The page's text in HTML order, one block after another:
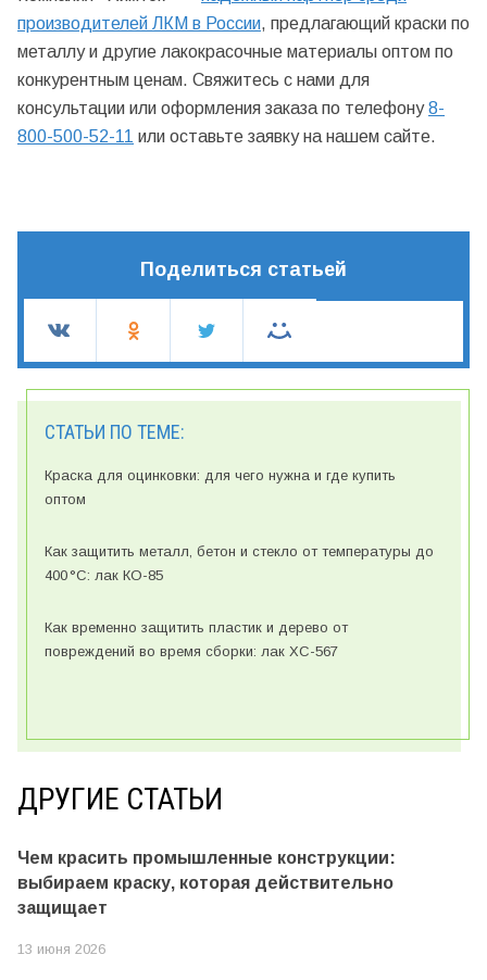
производителей ЛКМ в России, предлагающий краски по
металлу и другие лакокрасочные материалы оптом по
конкурентным ценам. Свяжитесь с нами для
консультации или оформления заказа по телефону8-
800-500-52-11 или оставьте заявку на нашем сайте.
Поделиться статьей
СТАТЬИ ПО ТЕМЕ:
Краска для оцинковки: для чего нужна и где купить
оптом
Как защитить металл, бетон и стекло от температуры до
400 °C: лак КО-85
Как временно защитить пластик и дерево от
повреждений во время сборки: лак ХС-567
ДРУГИЕ СТАТЬИ
Чем красить промышленные конструкции:
выбираем краску, которая действительно
защищает
13 июня 2026